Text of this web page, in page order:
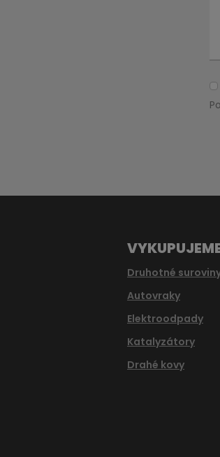
se
Druhotné
Autovraky
Elektroodpady
Katalyzátory
Drahé kovy